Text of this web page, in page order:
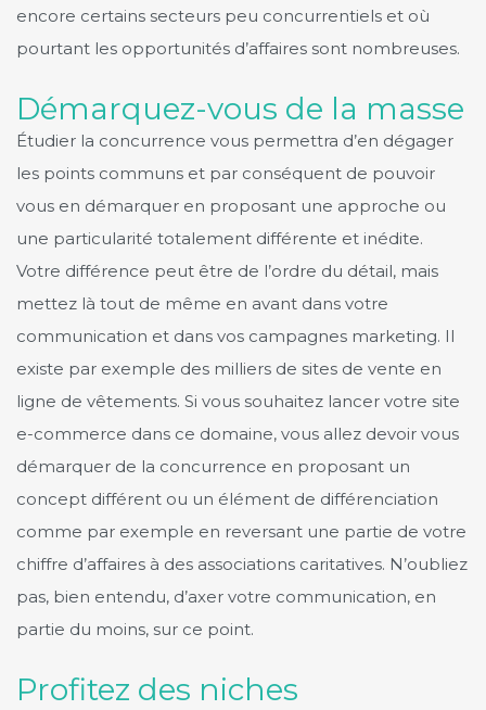
encore certains secteurs peu concurrentiels et où
pourtant les opportunités d’affaires sont nombreuses.
Démarquez-vous de la masse
Étudier la concurrence vous permettra d’en dégager
les points communs et par conséquent de pouvoir
vous en démarquer en proposant une approche ou
une particularité totalement différente et inédite.
Votre différence peut être de l’ordre du détail, mais
mettez là tout de même en avant dans votre
communication et dans vos campagnes marketing. Il
existe par exemple des milliers de sites de vente en
ligne de vêtements. Si vous souhaitez lancer votre site
e-commerce dans ce domaine, vous allez devoir vous
démarquer de la concurrence en proposant un
concept différent ou un élément de différenciation
comme par exemple en reversant une partie de votre
chiffre d’affaires à des associations caritatives. N’oubliez
pas, bien entendu, d’axer votre communication, en
partie du moins, sur ce point.
Profitez des niches